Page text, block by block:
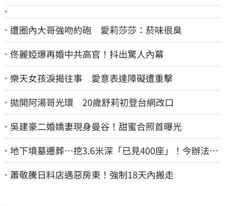
遭圈內大哥強吻約砲 愛莉莎莎：菸味很臭
佟麗婭爆再婚中共高官！抖出驚人內幕
樂天女孩淚揭往事 愛意表達障礙遭重擊
拋開阿湯哥光環 20歲舒莉初登台網改口
吳建豪二婚嬌妻現身曼谷！甜蜜合照首曝光
地下墳墓遷葬…挖3.6米深「已見400座」！今辦法會
安撫祖先
蕭敬騰日料店遇惡房東！強制18天內搬走